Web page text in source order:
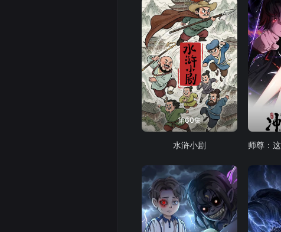
第60集
水浒小剧